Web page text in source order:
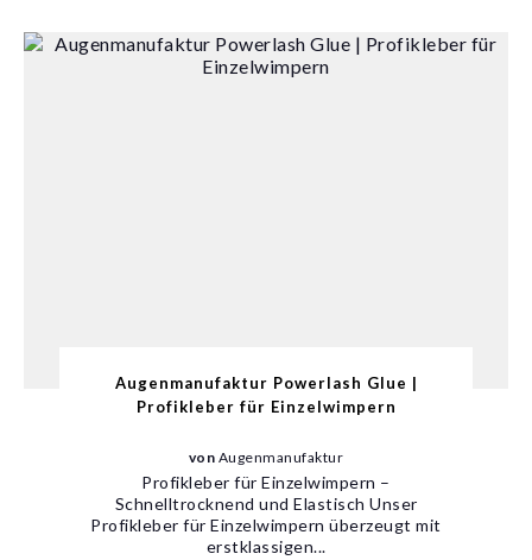
Augenmanufaktur Powerlash Glue |
Profikleber für Einzelwimpern
von Augenmanufaktur
Profikleber für Einzelwimpern –
Schnelltrocknend und Elastisch Unser
Profikleber für Einzelwimpern überzeugt mit
erstklassigen...